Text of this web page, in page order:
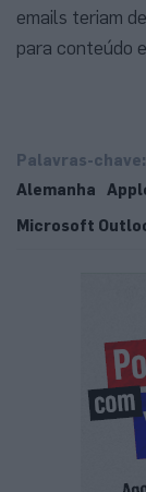
emails teriam
para conteúdo
Palavras-chave:
Alemanha
Microsoft